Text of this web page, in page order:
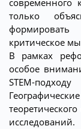
современного
только
критическое
В рамках
особое
STEM-
исследований.